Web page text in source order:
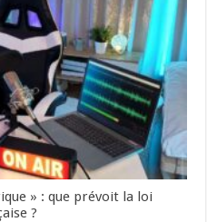
» : que prévoit la loi
?